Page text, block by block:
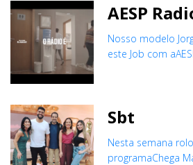
AESP
Nosso modelo
este Job com
Sbt
Nesta semana
programaChega